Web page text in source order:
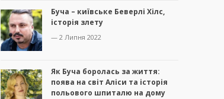
Буча – київське Беверлі Хілс,
історія злету
— 2 Липня 2022
Як Буча боролась за життя:
поява на світ Аліси та історія
польового шпиталю на дому